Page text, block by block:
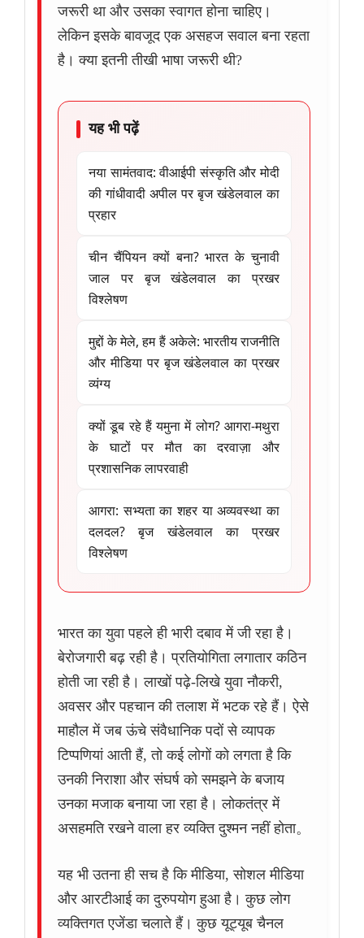
जरूरी था और उसका स्वागत होना चाहिए।
लेकिन इसके बावजूद एक असहज सवाल बना रहता
है। क्या इतनी तीखी भाषा जरूरी थी?
यह भी पढ़ें
नया सामंतवाद: वीआईपी संस्कृति और मोदी
की गांधीवादी अपील पर बृज खंडेलवाल का
प्रहार
चीन चैंपियन क्यों बना? भारत के चुनावी
जाल पर बृज खंडेलवाल का प्रखर
विश्लेषण
मुद्दों के मेले, हम हैं अकेले: भारतीय राजनीति
और मीडिया पर बृज खंडेलवाल का प्रखर
व्यंग्य
क्यों डूब रहे हैं यमुना में लोग? आगरा-मथुरा
के घाटों पर मौत का दरवाज़ा और
प्रशासनिक लापरवाही
आगरा: सभ्यता का शहर या अव्यवस्था का
दलदल? बृज खंडेलवाल का प्रखर
विश्लेषण
भारत का युवा पहले ही भारी दबाव में जी रहा है।
बेरोजगारी बढ़ रही है। प्रतियोगिता लगातार कठिन
होती जा रही है। लाखों पढ़े-लिखे युवा नौकरी,
अवसर और पहचान की तलाश में भटक रहे हैं। ऐसे
माहौल में जब ऊंचे संवैधानिक पदों से व्यापक
टिप्पणियां आती हैं, तो कई लोगों को लगता है कि
उनकी निराशा और संघर्ष को समझने के बजाय
उनका मजाक बनाया जा रहा है। लोकतंत्र में
असहमति रखने वाला हर व्यक्ति दुश्मन नहीं होता。
यह भी उतना ही सच है कि मीडिया, सोशल मीडिया
और आरटीआई का दुरुपयोग हुआ है। कुछ लोग
व्यक्तिगत एजेंडा चलाते हैं। कुछ यूट्यूब चैनल